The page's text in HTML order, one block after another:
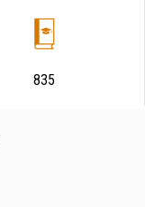
835